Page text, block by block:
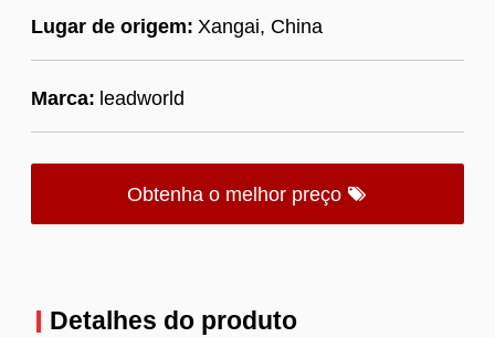
Lugar de origem: Xangai, China
Marca: leadworld
Obtenha o melhor preço
Detalhes do produto